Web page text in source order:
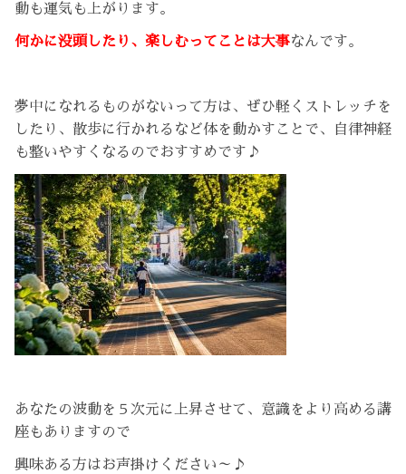
動も運気も上がります。
何かに没頭したり、楽しむってことは大事なんです。
夢中になれるものがないって方は、ぜひ軽くストレッチを
したり、散歩に行かれるなど体を動かすことで、自律神経
も整いやすくなるのでおすすめです♪
あなたの波動を５次元に上昇させて、意識をより高める講
座もありますので
興味ある方はお声掛けください～♪